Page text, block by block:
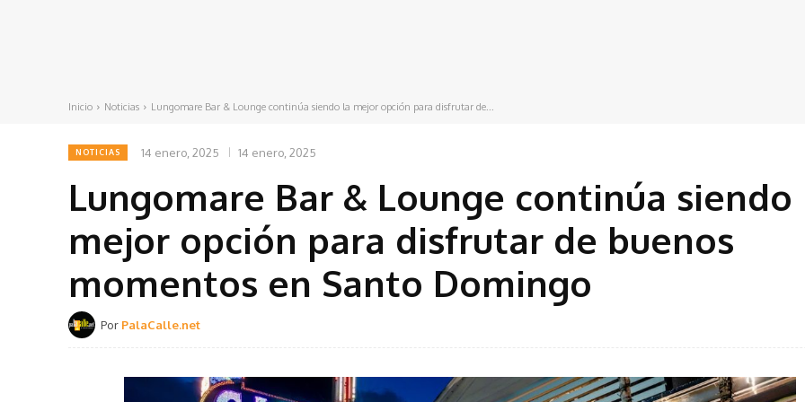
Inicio Noticias Lungomare Bar & Lounge continúa siendo la mejor opción para disfrutar de...
NOTICIAS 14 enero, 2025 14 enero, 2025
Lungomare Bar & Lounge continúa siendo
mejor opción para disfrutar de buenos
momentos en Santo Domingo
Por PalaCalle.net